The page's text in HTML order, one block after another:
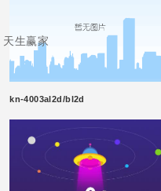
天生赢家
kn-4003al2d/bl2d